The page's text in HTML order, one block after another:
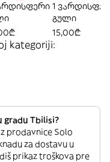
1
გული
15,00₾
kategoriji:
gradu Tbilisi?
prodavnice Solo
za dostavu u
prikaz troškova pre